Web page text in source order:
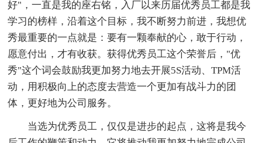
好"，一直是我的座右铭，入厂以来历届优秀员工都是我
学习的榜样，沿着这个目标，我不断努力前进，我想优
秀最重要的一点就是：要有一颗奉献的心，敢于行动，
愿意付出，才有收获。获得优秀员工这个荣誉后，"优
秀"这个词会鼓励我更加努力地去开展5S活动、TPM活
动，用积极向上的态度去营造一个更加有战斗力的团
体，更好地为公司服务。
当选为优秀员工，仅仅是进步的起点，这将是我今